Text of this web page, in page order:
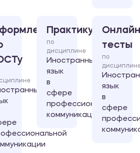
Практикум
по
дисциплине
Иностранный
язык
в
сфере
профессиональной
коммуникации
тесты
по
язык
в
сфере